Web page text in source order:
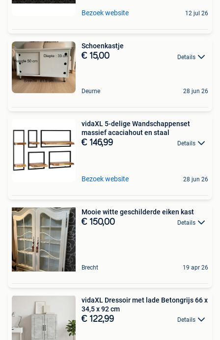
Bezoek website 12 jul 26
Schoenkastje
€ 15,00 Details
Deurne 28 jun 26
vidaXL 5-delige Wandschappenset
massief acaciahout en staal
€ 146,99 Details
Bezoek website 28 jun 26
Mooie witte geschilderde eiken kast
€ 150,00 Details
Brecht 19 apr 26
vidaXL Dressoir met lade Betongrijs 66 x
34,5 x 92 cm
€ 122,99 Details